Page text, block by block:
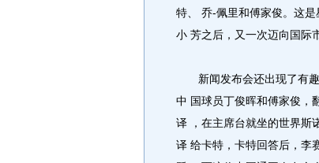
特、 乔-佩里和傅家俊。这
小 芳之后，又一次迈向国际
新闻发布会还出现了有趣
中 国球员丁俊晖和傅家俊，
译 ，在主席台就坐的世界斯
译 给卡特，卡特回答后，李